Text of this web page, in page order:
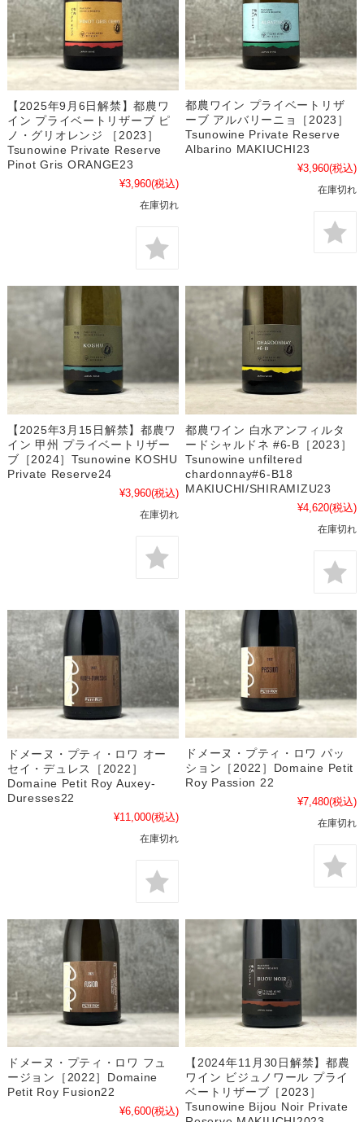
【2025年9月6日解禁】都農ワ
イン プライベートリザーブ ピ
ノ・グリオレンジ ［2023］
Tsunowine Private Reserve
Pinot Gris ORANGE23
¥3,960(税込)
在庫切れ
都農ワイン プライベートリザ
ーブ アルバリーニョ［2023］
Tsunowine Private Reserve
Albarino MAKIUCHI23
¥3,960(税込)
在庫切れ
【2025年3月15日解禁】都農ワ
イン 甲州 プライベートリザー
ブ［2024］Tsunowine KOSHU
Private Reserve24
¥3,960(税込)
在庫切れ
都農ワイン 白水アンフィルタ
ードシャルドネ #6-B［2023］
Tsunowine unfiltered
chardonnay#6-B18
MAKIUCHI/SHIRAMIZU23
¥4,620(税込)
在庫切れ
ドメーヌ・プティ・ロワ オー
セイ・デュレス［2022］
Domaine Petit Roy Auxey-
Duresses22
¥11,000(税込)
在庫切れ
ドメーヌ・プティ・ロワ パッ
ション［2022］Domaine Petit
Roy Passion 22
¥7,480(税込)
在庫切れ
ドメーヌ・プティ・ロワ フュ
ージョン［2022］Domaine
Petit Roy Fusion22
¥6,600(税込)
【2024年11月30日解禁】都農
ワイン ビジュノワール プライ
ベートリザーブ［2023］
Tsunowine Bijou Noir Private